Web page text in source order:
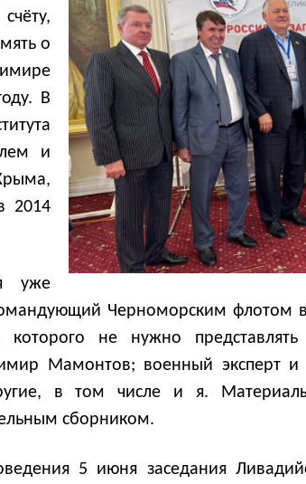
о
В
и
2014
уже
Черноморским флотом в
которого не нужно
Мамонтов; военный эксперт и
в том числе и я. Материалы
сборником.
5 июня заседания